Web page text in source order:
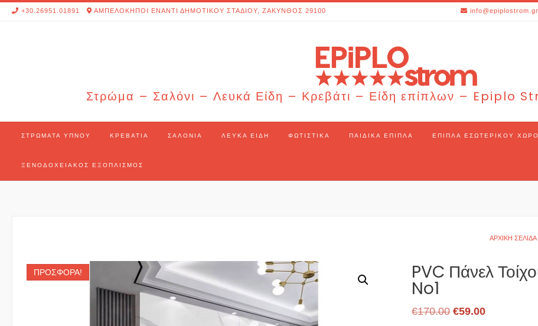
+30.26951.01891 ΑΜΠΕΛΟΚΗΠΟΙ ΕΝΑΝΤΙ ΔΗΜΟΤΙΚΟΥ ΣΤΑΔΙΟΥ, ΖΑΚΥΝΘΟΣ 29100 info@epiplostrom.gr
Στρώμα – Σαλόνι – Λευκά Είδη – Κρεβάτι – Είδη επίπλων – Epiplo
ΣΤΡΏΜΑΤΑ ΎΠΝΟΥ ΚΡΕΒΆΤΙΑ ΣΑΛΌΝΙΑ ΛΕΥΚΆ ΕΊΔΗ ΦΩΤΙΣΤΙΚΆ ΠΑΙΔΙΚΆ ΈΠΙΠΛΑ ΈΠΙΠΛΑ ΕΣΩΤΕΡΙΚΟΎ
ΞΕΝΟΔΟΧΕΙΑΚΌΣ ΕΞΟΠΛΙΣΜΌΣ
ΑΡΧΙΚΉ ΣΕΛΊΔΑ
ΠΡΟΣΦΟΡΆ! PVC Πάνελ
No1
€170.00 Original
€59.00Η